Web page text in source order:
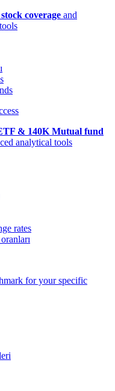
coverage and
& 140K Mutual fund
analytical tools
rates
for your specific